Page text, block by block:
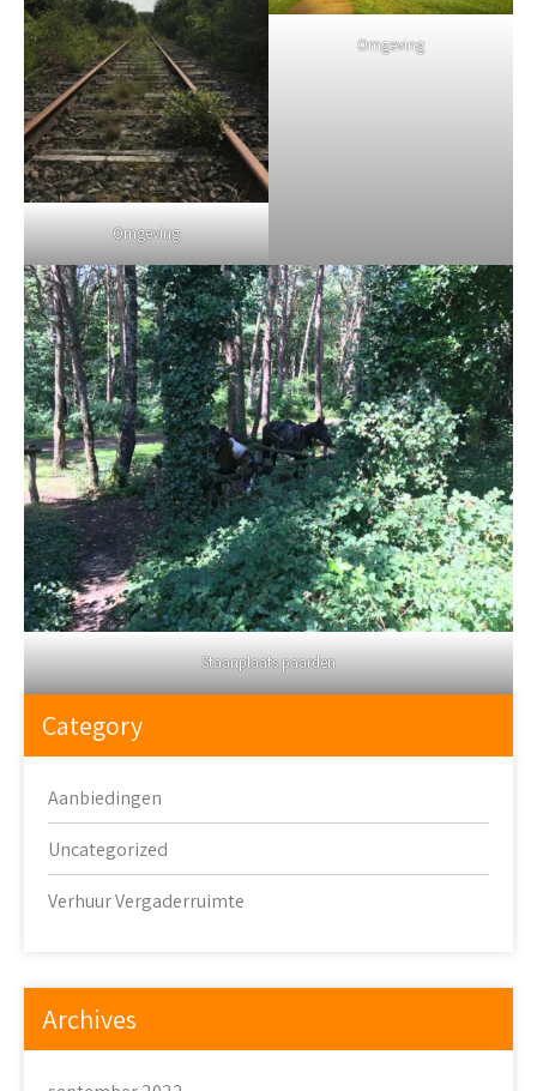
Omgeving
Omgeving
Staanplaats paarden
Category
Aanbiedingen
Uncategorized
Verhuur Vergaderruimte
Archives